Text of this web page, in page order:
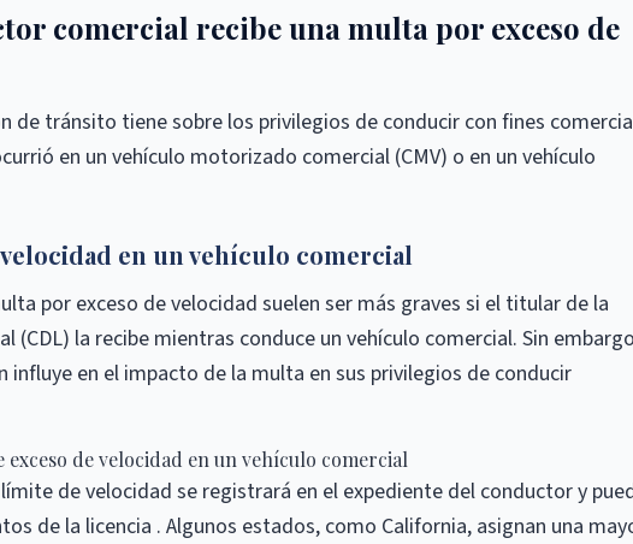
comercial recibe una multa por exceso de
de tránsito tiene sobre los privilegios de conducir con fines
en un vehículo motorizado comercial (CMV) o en un vehículo
en un vehículo comercial
por exceso de velocidad suelen ser más graves si el titular de la
(CDL) la recibe mientras conduce un vehículo comercial. Sin
influye en el impacto de la multa en sus privilegios de conducir
de velocidad en un vehículo comercial
de velocidad se registrará en el expediente del conductor y
de la licencia . Algunos estados, como California, asignan una